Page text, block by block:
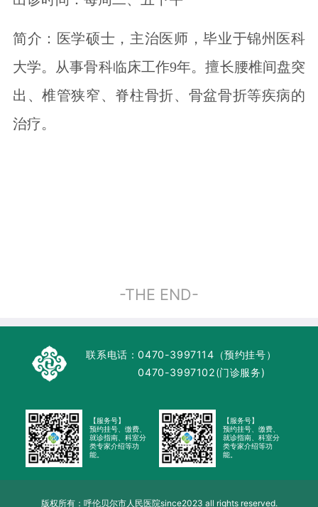
简介：医学硕士，主治医师，毕业于锦州医科
大学。从事骨科临床工作9年。擅长腰椎间盘突
出、椎管狭窄、脊柱骨折、骨盆骨折等疾病的
治疗。
-THE END-
联系电话：0470-3997114（预约挂号）
0470-3997102(门诊服务)
【服务号】
预约挂号、缴费、
就诊指南、科室分
类专家介绍等功
能。
【服务号】
预约挂号、缴费、
就诊指南、科室分
类专家介绍等功
能。
版权所有：呼伦贝尔市人民医院since2023 all rights reserved.